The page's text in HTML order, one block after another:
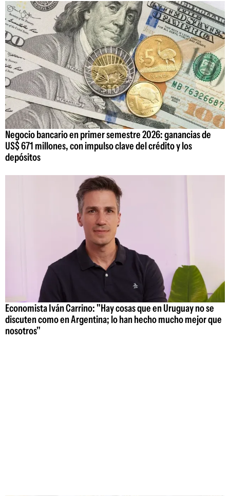
Negocio bancario en primer semestre 2026: ganancias de
US$ 671 millones, con impulso clave del crédito y los
depósitos
Economista Iván Carrino: "Hay cosas que en Uruguay no se
discuten como en Argentina; lo han hecho mucho mejor que
nosotros"